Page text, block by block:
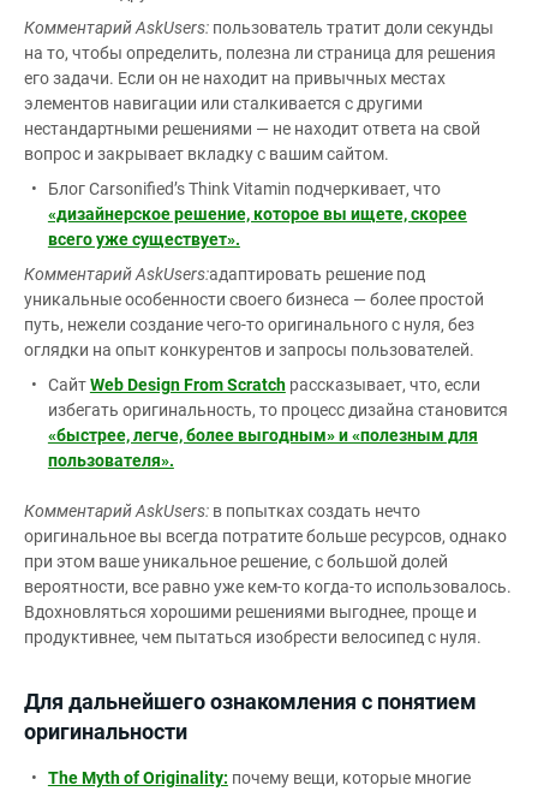
Комментарий AskUsers: пользователь тратит доли секунды
на то, чтобы определить, полезна ли страница для решения
его задачи. Если он не находит на привычных местах
элементов навигации или сталкивается с другими
нестандартными решениями — не находит ответа на свой
вопрос и закрывает вкладку с вашим сайтом.
Блог Carsonified’s Think Vitamin подчеркивает, что
«дизайнерское решение, которое вы ищете, скорее
всего уже существует».
Комментарий AskUsers:адаптировать решение под
уникальные особенности своего бизнеса — более простой
путь, нежели создание чего-то оригинального с нуля, без
оглядки на опыт конкурентов и запросы пользователей.
СайтWeb Design From Scratchрассказывает, что, если
избегать оригинальность, то процесс дизайна становится
«быстрее, легче, более выгодным» и «полезным для
пользователя».
Комментарий AskUsers: в попытках создать нечто
оригинальное вы всегда потратите больше ресурсов, однако
при этом ваше уникальное решение, с большой долей
вероятности, все равно уже кем-то когда-то использовалось.
Вдохновляться хорошими решениями выгоднее, проще и
продуктивнее, чем пытаться изобрести велосипед с нуля.
Для дальнейшего ознакомления с понятием
оригинальности
The Myth of Originality: почему вещи, которые многие